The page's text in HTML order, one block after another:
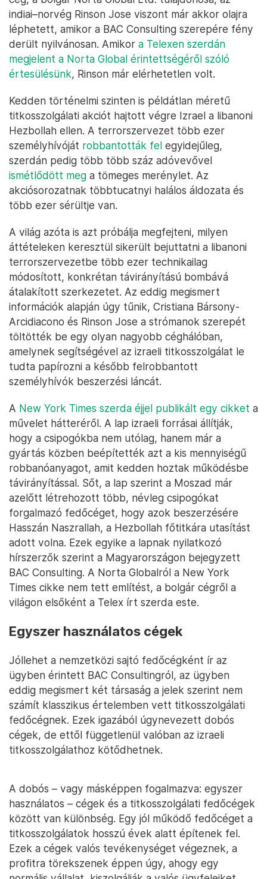
indiai–norvég Rinson Jose viszont már akkor olajra
léphetett, amikor a BAC Consulting szerepére fény
derült nyilvánosan. Amikor a Telexen szerdán
megjelent a Norta Global érintettségéről szóló
értesülésünk, Rinson már elérhetetlen volt.
Kedden történelmi szinten is példátlan méretű
titkosszolgálati akciót hajtott végre Izrael a libanoni
Hezbollah ellen. A terrorszervezet több ezer
személyhívóját robbantották fel egyidejűleg,
szerdán pedig több több száz adóvevővel
ismétlődött meg a tömeges merénylet. Az
akciósorozatnak többtucatnyi halálos áldozata és
több ezer sérültje van.
A világ azóta is azt próbálja megfejteni, milyen
áttételeken keresztül sikerült bejuttatni a libanoni
terrorszervezetbe több ezer technikailag
módosított, konkrétan távirányítású bombává
átalakított szerkezetet. Az eddig megismert
információk alapján úgy tűnik, Cristiana Bársony-
Arcidiacono és Rinson Jose a strómanok szerepét
töltötték be egy olyan nagyobb céghálóban,
amelynek segítségével az izraeli titkosszolgálat le
tudta papírozni a később felrobbantott
személyhívók beszerzési láncát.
A New York Times szerda éjjel publikált egy cikket a
művelet hátteréről. A lap izraeli forrásai állítják,
hogy a csipogókba nem utólag, hanem már a
gyártás közben beépítették azt a kis mennyiségű
robbanóanyagot, amit kedden hoztak működésbe
távirányítással. Sőt, a lap szerint a Moszad már
azelőtt létrehozott több, névleg csipogókat
forgalmazó fedőcéget, hogy azok beszerzésére
Hasszán Naszrallah, a Hezbollah főtitkára utasítást
adott volna. Ezek egyike a lapnak nyilatkozó
hírszerzők szerint a Magyarországon bejegyzett
BAC Consulting. A Norta Globalról a New York
Times cikke nem tett említést, a bolgár cégről a
világon elsőként a Telex írt szerda este.
Egyszer használatos cégek
Jóllehet a nemzetközi sajtó fedőcégként ír az
ügyben érintett BAC Consultingról, az ügyben
eddig megismert két társaság a jelek szerint nem
számít klasszikus értelemben vett titkosszolgálati
fedőcégnek. Ezek igazából úgynevezett dobós
cégek, de ettől függetlenül valóban az izraeli
titkosszolgálathoz kötődhetnek.
A dobós – vagy másképpen fogalmazva: egyszer
használatos – cégek és a titkosszolgálati fedőcégek
között van különbség. Egy jól működő fedőcéget a
titkosszolgálatok hosszú évek alatt építenek fel.
Ezek a cégek valós tevékenységet végeznek, a
profitra törekszenek éppen úgy, ahogy egy